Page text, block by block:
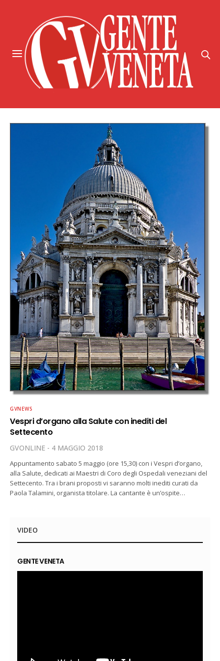
GVNEWS
Vespri d’organo alla Salute con inediti del
Settecento
GVONLINE 4 MAGGIO 2018
Appuntamento sabato 5 maggio (ore 15,30) con i Vespri d’organo,
alla Salute, dedicati ai Maestri di Coro degli Ospedali veneziani del
Settecento. Tra i brani proposti vi saranno molti inediti curati da
Paola Talamini, organista titolare. La cantante è un’ospite…
VIDEO
GENTE VENETA